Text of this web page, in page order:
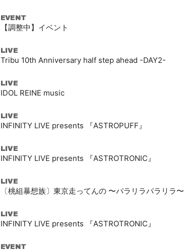
EVENT
【調整中】イベント
LIVE
Tribu 10th Anniversary half step ahead -DAY2-
LIVE
IDOL REINE music
LIVE
INFINITY LIVE presents 『ASTROPUFF』
LIVE
INFINITY LIVE presents 『ASTROTRONIC』
LIVE
〔桃組暴想族〕東京走ってんの 〜パラリラパラリラ〜
LIVE
INFINITY LIVE presents 『ASTROTRONIC』
EVENT